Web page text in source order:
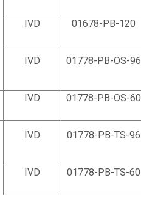
IVD 01678-РВ-120
IVD 01778-РВ-OS-96
IVD 01778-РВ-OS-60
IVD 01778-РВ-TS-96
IVD 01778-РВ-TS-60